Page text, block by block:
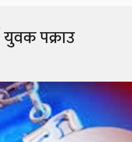
पक्राउ